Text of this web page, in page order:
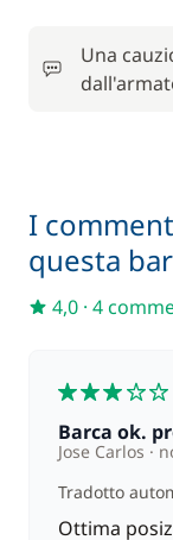
Motore
Rete di
Wifi
Una
I
questa
4,0 · 4
Barca ok.
Jose Carlos
Tradotto
Ottima